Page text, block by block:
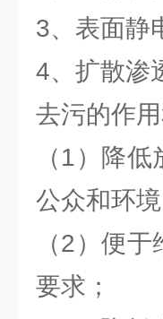
3、表面静
4、扩散渗
去污的作
（1）降
公众和环境
（2）便
要求；